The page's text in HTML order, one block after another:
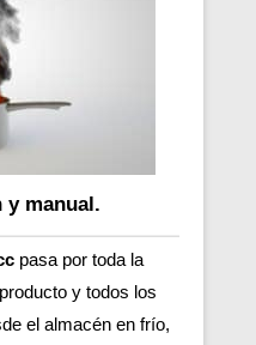
y manual.
pasa por toda la
y todos los
el almacén en frío,